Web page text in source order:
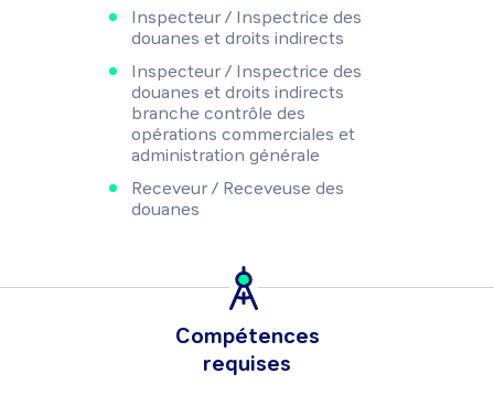
Inspecteur / Inspectrice des
douanes et droits indirects
Inspecteur / Inspectrice des
douanes et droits indirects
branche contrôle des
opérations commerciales et
administration générale
Receveur / Receveuse des
douanes
Compétences
requises